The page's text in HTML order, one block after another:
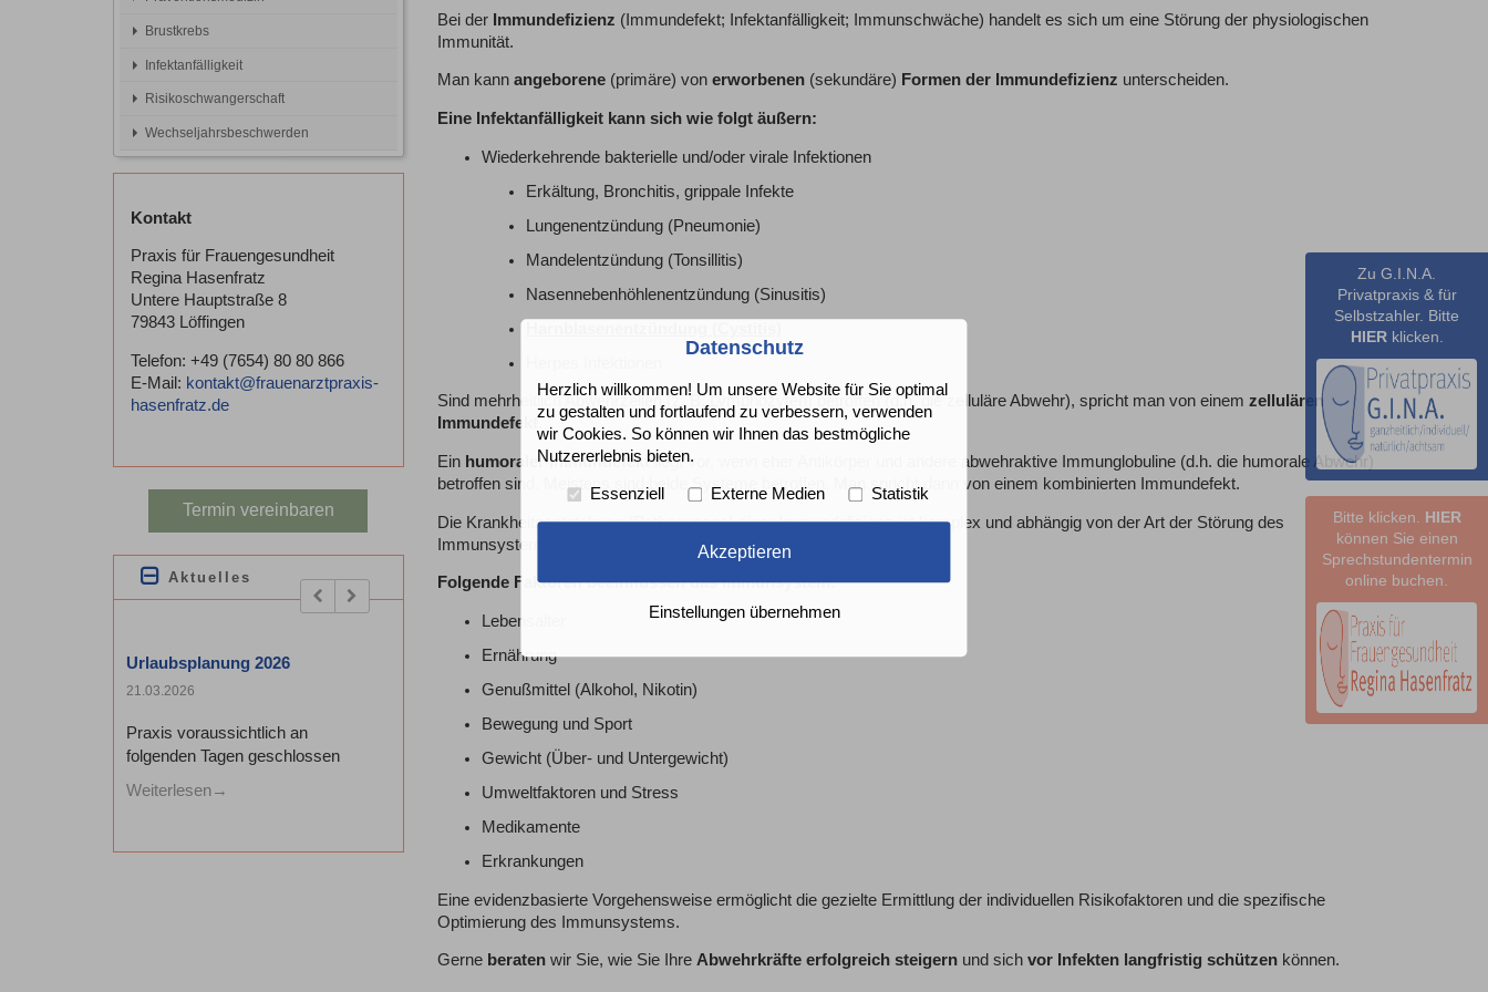
Brustkrebs
Infektanfälligkeit
Risikoschwangerschaft
Wechseljahrsbeschwerden
Kontakt
Praxis für Frauengesundheit
Regina Hasenfratz
Untere Hauptstraße 8
79843 Löffingen
Telefon: +49 (7654) 80 80 866
E-Mail: kontakt@frauenarztpraxis-
hasenfratz.de
Termin vereinbaren
Aktuelles
Previous
Next
Urlaubsplanung 2026
21.03.2026
Praxis voraussichtlich an
folgenden Tagen geschlossen
Weiterlesen
Zu G.I.N.A.
Privatpraxis & für
Selbstzahler. Bitte
HIERklicken.
Bitte klicken. HIER
können Sie einen
Sprechstundentermin
online buchen.
Bei der Immundefizienz (Immundefekt; Infektanfälligkeit; Immunschwäche) handelt es sich um eine Störung der physiologischen
Immunität.
Man kann angeborene (primäre) von erworbenen (sekundäre) Formen der Immundefizienz unterscheiden.
Eine Infektanfälligkeit kann sich wie folgt äußern:
Wiederkehrende bakterielle und/oder virale Infektionen
Erkältung, Bronchitis, grippale Infekte
Lungenentzündung (Pneumonie)
Mandelentzündung (Tonsillitis)
Nasennebenhöhlenentzündung (Sinusitis)
Sind mehrheitlich Abwehrzellen (z. B. Lymphozyten) betroffen (d.h. die zelluläre Abwehr), spricht man von einem zellulären
Immundefekt.
Ein humoraler Immundefektliegt vor, wenn eher Antikörper und andere abwehraktive Immunglobuline (d.h. die humorale Abwehr)
betroffen sind. Meistens sind beide Systeme betroffen. Man spricht dann von einem kombinierten Immundefekt.
Die Krankheitsentstehung (Pathogenese) einer Immundefizienz ist komplex und abhängig von der Art der Störung des
Immunsystems.
Folgende Faktoren beeinflussen das Immunsystem:
Lebensalter
Ernährung
Genußmittel (Alkohol, Nikotin)
Bewegung und Sport
Gewicht (Über- und Untergewicht)
Umweltfaktoren und Stress
Medikamente
Erkrankungen
Eine evidenzbasierte Vorgehensweise ermöglicht die gezielte Ermittlung der individuellen Risikofaktoren und die spezifische
Optimierung des Immunsystems.
Gerne beratenwir Sie, wie Sie Ihre Abwehrkräfte erfolgreich steigernund sich vor Infekten langfristig schützenkönnen.
Datenschutz
Herzlich willkommen! Um unsere Website für Sie optimal
zu gestalten und fortlaufend zu verbessern, verwenden
wir Cookies. So können wir Ihnen das bestmögliche
Nutzererlebnis bieten.
Essenziell Externe Medien Statistik
Akzeptieren
Einstellungen übernehmen